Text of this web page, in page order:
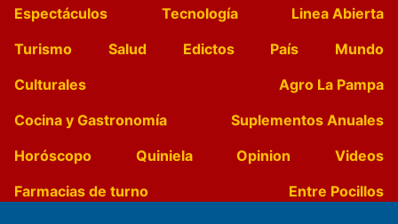
Espectáculos
Tecnología
Linea Abierta
Turismo
Salud Edictos País
Mundo
Culturales
Agro La Pampa
Cocina y Gastronomía
Suplementos Anuales
Horóscopo
Quiniela Opinion
Videos
Farmacias de turno
Entre Pocillos